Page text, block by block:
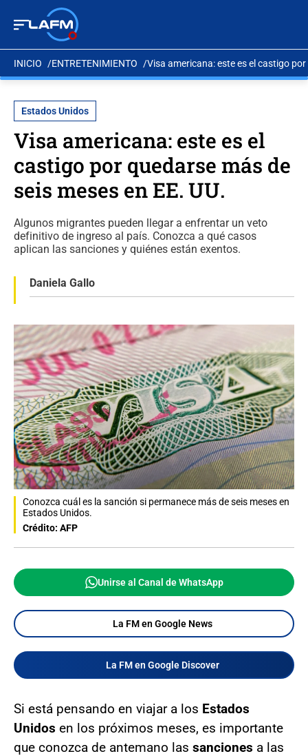
INICIO ENTRETENIMIENTO Visa americana: este es el castigo
Estados Unidos
Visa americana: este es el
castigo por quedarse más de
seis meses en EE. UU.
Algunos migrantes pueden llegar a enfrentar un veto
definitivo de ingreso al país. Conozca a qué casos
aplican las sanciones y quiénes están exentos.
Daniela Gallo
Conozca cuál es la sanción si permanece más de seis meses en
Estados Unidos.
Crédito: AFP
Unirse al Canal de WhatsApp
La FM en Google News
La FM en Google Discover
Si está pensando en viajar a los Estados
Unidos en los próximos meses, es importante
que conozca de antemano las sanciones a las